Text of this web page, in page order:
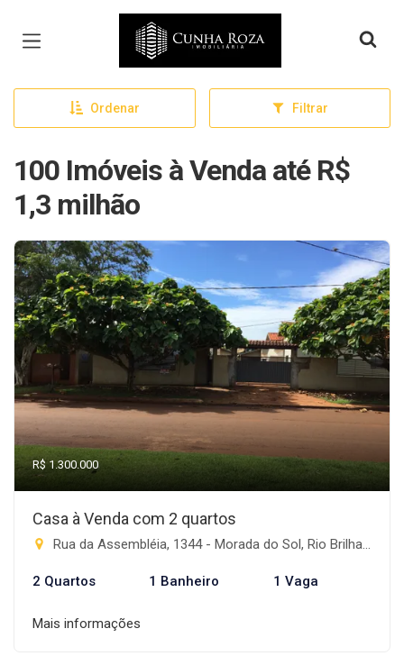
Página inicial
Ordenar Filtrar
100 Imóveis à Venda até R$
1,3 milhão
R$ 1.300.000
Casa à Venda com 2 quartos
Rua da Assembléia, 1344 - Morada do Sol, Rio Brilhante-MS
2 Quartos 1 Banheiro 1 Vaga
Mais informações